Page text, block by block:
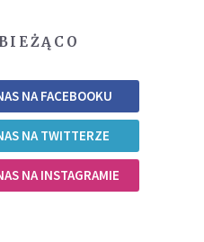
NA FACEBOOKU
NA TWITTERZE
NA INSTAGRAMIE